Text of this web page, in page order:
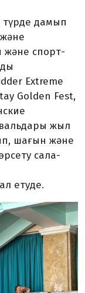
түрде да­мып
және спорт­
Extreme
Golden Fest,
жыл
шағын және
сала­
етуде.